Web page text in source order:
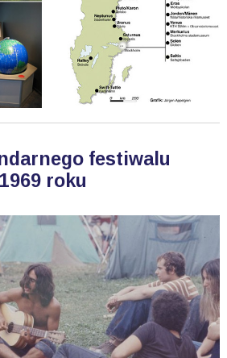
festiwalu
roku